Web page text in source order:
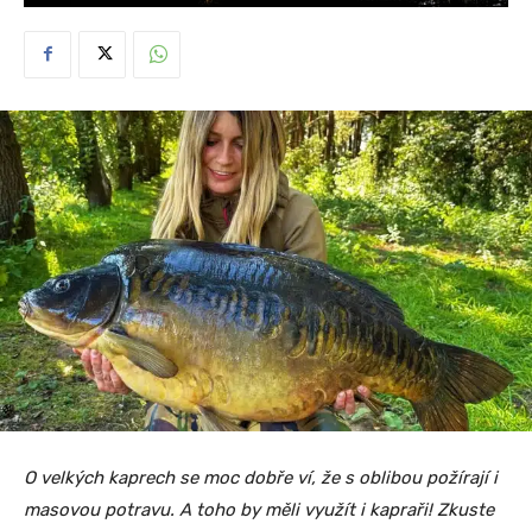
O velkých kaprech se moc dobře ví, že s oblibou požírají i
masovou potravu. A toho by měli využít i kapraři! Zkuste